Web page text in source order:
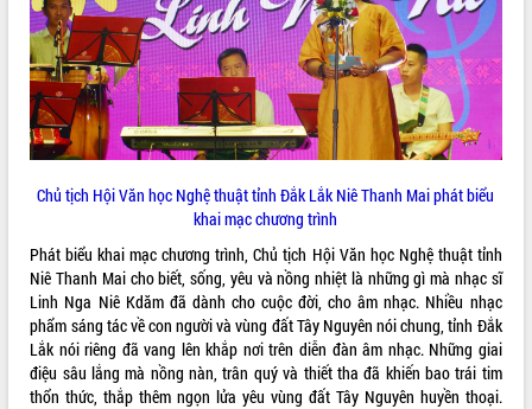
Rà soát, hoàn thiện hệ thống thiết chế
văn hóa, thể thao đáp ứng yêu cầu
phát triển mới
Thường trực HĐND tỉnh Đắk Lắk gặp
mặt Đoàn chuyên gia y tế TP. Hồ Chí
Minh
Lễ truy điệu và an táng hài cốt liệt sĩ
tại Nghĩa trang Liệt sĩ xã Sơn Hòa
Bàn giải pháp tháo gỡ khó khăn trong
xuất khẩu sầu riêng và triển khai quy
định EUDR
Thứ trưởng Bộ Nông nghiệp và Môi
trường Nguyễn Hoàng Hiệp khảo sát
vùng trồng và doanh nghiệp đóng gói
sầu riêng tại Đắk Lắk
Trình diễn nghệ thuật chế biến các
LIÊN KẾT WEB
THỐNG KÊ TRUY CẬP
Hôm nay: 6138
Tất cả:
66018878
Chủ tịch Hội Văn học Nghệ thuật tỉnh Đắk Lắk Niê Thanh Mai phát biểu
khai mạc chương trình
Phát biểu khai mạc chương trình, Chủ tịch Hội Văn học Nghệ thuật tỉnh
Niê Thanh Mai cho biết, sống, yêu và nồng nhiệt là những gì mà nhạc sĩ
Linh Nga Niê Kdăm đã dành cho cuộc đời, cho âm nhạc. Nhiều nhạc
phẩm sáng tác về con người và vùng đất Tây Nguyên nói chung, tỉnh Đắk
Lắk nói riêng đã vang lên khắp nơi trên diễn đàn âm nhạc. Những giai
điệu sâu lắng mà nồng nàn, trân quý và thiết tha đã khiến bao trái tim
thổn thức, thắp thêm ngọn lửa yêu vùng đất Tây Nguyên huyền thoại.